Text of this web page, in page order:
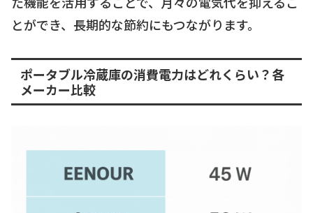
とができ、長期的な節約にもつながります。
ポータブル冷蔵庫の消費電力はどれくらい？各
メーカー比較